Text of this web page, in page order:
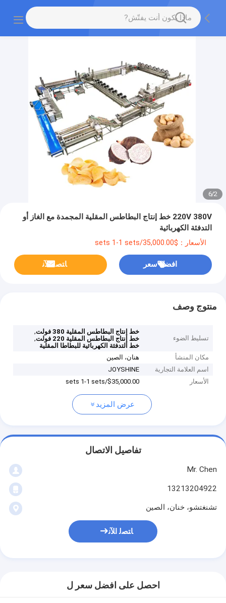
2
/
6
220V 380V خط إنتاج البطاطس المقلية المجمدة مع الغاز أو
التدفئة الكهربائية
الأسعار：$35,000.00/sets 1-1 sets
افضل سعر ﺎﺘﺼﻟ ﺍﻶﻧ
منتوج وصف
تسليط الضوء
خط إنتاج البطاطس المقلية 380 فولت
,
خط إنتاج البطاطس المقلية 220 فولت
,
خط التدفئة الكهربائية للبطاطا المقلية
مكان المنشأ
هنان، الصين
اسم العلامة التجارية
JOYSHINE
الأسعار
$35,000.00/sets 1-1 sets
عرض المزيد
تفاصيل الاتصال
Mr. Chen
13213204922
تشنغتشو، خنان، الصين
ﺎﺘﺼﻟ ﺍﻶﻧ
احصل على افضل سعر ل